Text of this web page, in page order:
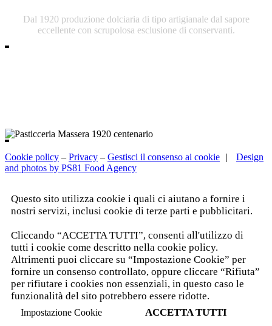
Dal 1920 produzione dolciaria di tipo artigianale dal sapore
eccellente con scrupolosa esclusione di conservanti.
Cookie policy – Privacy – Gestisci il consenso ai cookie
Design
and photos by PS81 Food Agency
Questo sito utilizza cookie i quali ci aiutano a fornire i
nostri servizi, inclusi cookie di terze parti e pubblicitari.
Cliccando “ACCETTA TUTTI”, consenti all'utilizzo di
tutti i cookie come descritto nella cookie policy.
Altrimenti puoi cliccare su “Impostazione Cookie” per
fornire un consenso controllato, oppure cliccare “Rifiuta”
per rifiutare i cookies non essenziali, in questo caso le
funzionalità del sito potrebbero essere ridotte.
Impostazione Cookie ACCETTA TUTTI